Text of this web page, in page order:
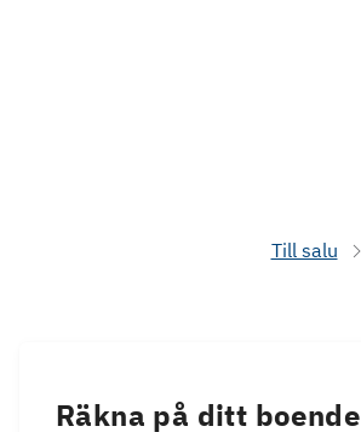
Till salu
Räkna på ditt boende